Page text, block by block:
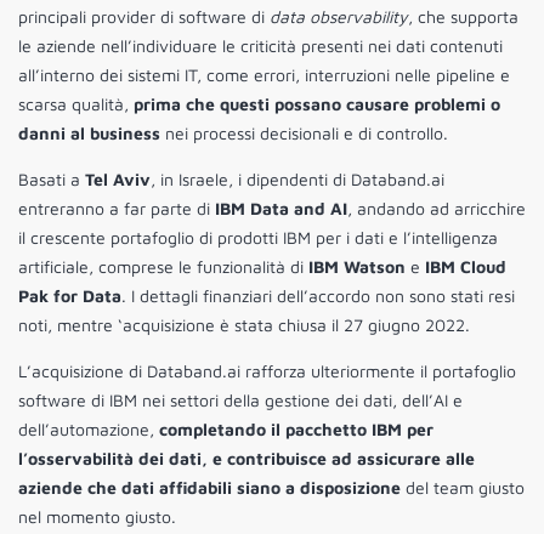
principali provider di software di data observability, che supporta
le aziende nell’individuare le criticità presenti nei dati contenuti
all’interno dei sistemi IT, come errori, interruzioni nelle pipeline e
scarsa qualità, prima che questi possano causare problemi o
danni al business nei processi decisionali e di controllo.
Basati a Tel Aviv, in Israele, i dipendenti di Databand.ai
entreranno a far parte di IBM Data and AI, andando ad arricchire
il crescente portafoglio di prodotti IBM per i dati e l’intelligenza
artificiale, comprese le funzionalità di IBM Watson e IBM Cloud
Pak for Data. I dettagli finanziari dell’accordo non sono stati resi
noti, mentre ‘acquisizione è stata chiusa il 27 giugno 2022.
L’acquisizione di Databand.ai rafforza ulteriormente il portafoglio
software di IBM nei settori della gestione dei dati, dell’AI e
dell’automazione, completando il pacchetto IBM per
l’osservabilità dei dati, e contribuisce ad assicurare alle
aziende che dati affidabili siano a disposizione del team giusto
nel momento giusto.